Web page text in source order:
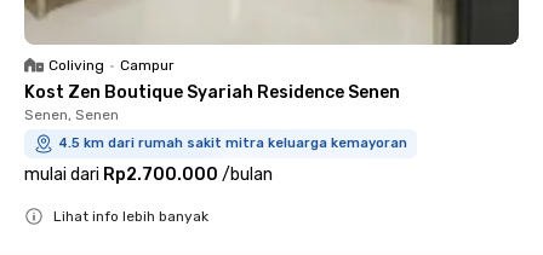
Coliving • Campur
Kost Zen Boutique Syariah Residence Senen
Senen, Senen
4.5 km dari rumah sakit mitra keluarga kemayoran
mulai dari Rp2.700.000 /bulan
Lihat info lebih banyak